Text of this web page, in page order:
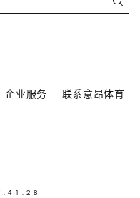
企业服务 联系意昂体育